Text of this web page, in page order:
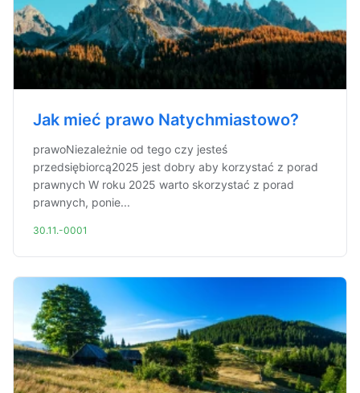
Jak mieć prawo Natychmiastowo?
prawoNiezależnie od tego czy jesteś
przedsiębiorcą2025 jest dobry aby korzystać z porad
prawnych W roku 2025 warto skorzystać z porad
prawnych, ponie...
30.11.-0001